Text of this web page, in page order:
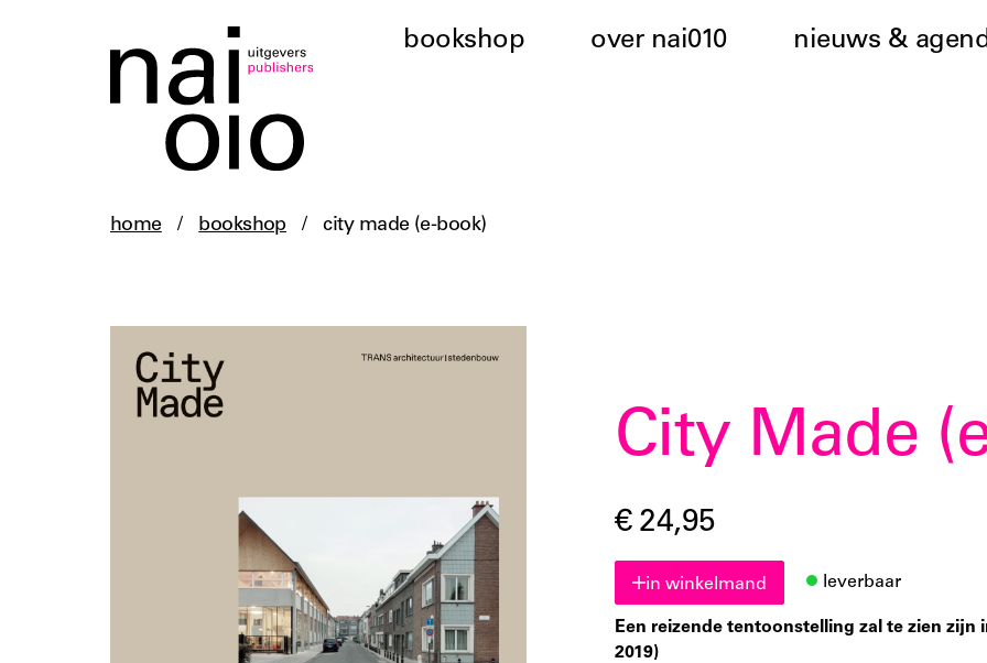
bookshop over nai010 nieuws &
home / bookshop / city made (e-book)
City Made
€ 24,95
in winkelmand leverbaar
Een reizende tentoonstelling zal te zien zijn
2019)